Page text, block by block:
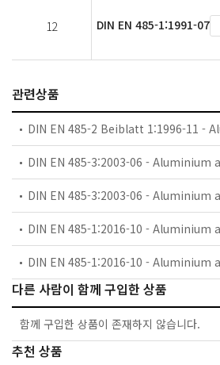
12 DIN EN 485-1:1991-07
관련상품
다른 사람이 함께 구입한 상품
함께 구입한 상품이 존재하지 않습니다.
추천 상품